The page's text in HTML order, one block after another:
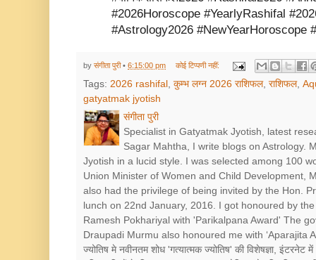
#2026Horoscope #YearlyRashifal
#Astrology2026 #NewYearHoroscope
by संगीता पुरी• 6:15:00 pm कोई टिप्पणी नहीं:
Tags: 2026 rashifal , कुम्भ लग्न 2026 राशिफल, राशिफल,
gatyatmak jyotish
संगीता पुरी
Specialist in Gatyatmak Jyotish, latest
Sagar Mahtha, I write blogs on Astrology.
Jyotish in a lucid style. I was selected among 100
Union Minister of Women and Child Development,
also had the privilege of being invited by the Hon.
lunch on 22nd January, 2016. I got honoured by
Ramesh Pokhariyal with 'Parikalpana Award' The
Draupadi Murmu also honoured me with ‘Aparajita
ज्योतिष मे नवीनतम शोध 'गत्यात्मक ज्योतिष' की विशेषज्ञा,